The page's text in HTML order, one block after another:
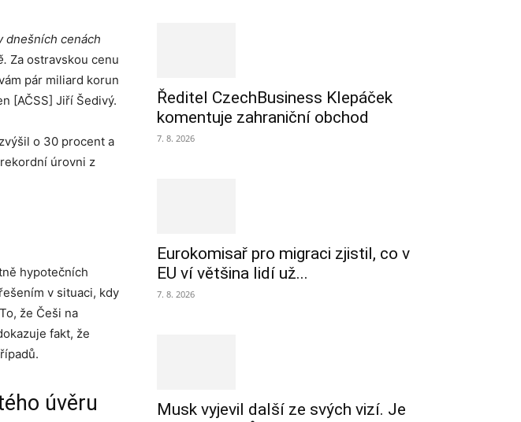
dnešních cenách
Za ostravskou cenu
pár miliard korun
[AČSS] Jiří Šedivý.
o 30 procent a
úrovni z
hypotečních
v situaci, kdy
že Češi na
fakt, že
úvěru
Ředitel CzechBusiness Klepáček
komentuje zahraniční obchod
7. 8. 2026
Eurokomisař pro migraci zjistil, co v
EU ví většina lidí už...
7. 8. 2026
Musk vyjevil další ze svých vizí. Je